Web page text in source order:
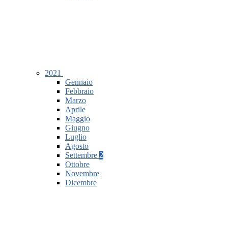
2021
Gennaio
Febbraio
Marzo
Aprile
Maggio
Giugno
Luglio
Agosto
Settembre 2
Ottobre
Novembre
Dicembre